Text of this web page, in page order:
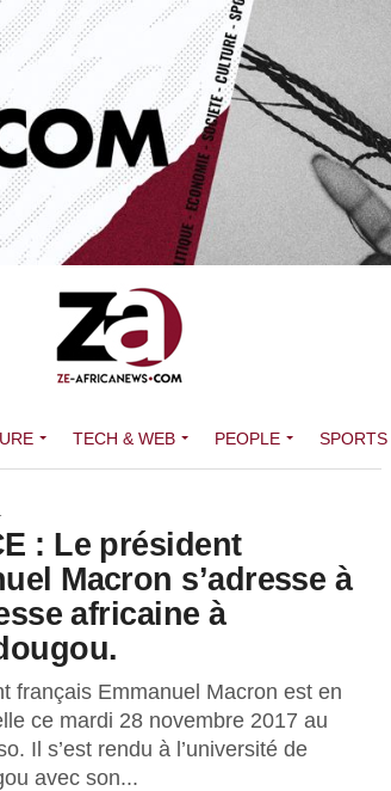
TECH & WEB PEOPLE SPORTS
: Le président
Macron s’adresse à
africaine à
français Emmanuel Macron est en
ce mardi 28 novembre 2017 au
Il s’est rendu à l’université de
avec son...